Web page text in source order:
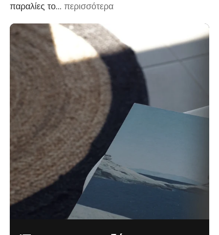
παραλίες το... περισσότερα